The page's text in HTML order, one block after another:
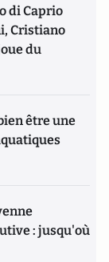
di Caprio
Cristiano
du
être une
: jusqu'où